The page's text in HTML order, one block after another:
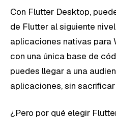
Con Flutter Desktop,
de Flutter al siguiente
aplicaciones nativas para
con una única base de
puedes llegar a una
aplicaciones, sin
¿Pero por qué elegir